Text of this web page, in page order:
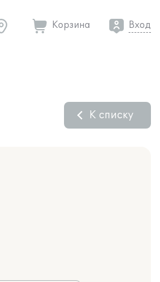
Корзина Вход
К списку